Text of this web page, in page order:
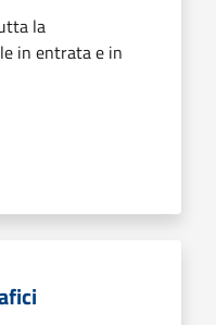
la
in entrata e in